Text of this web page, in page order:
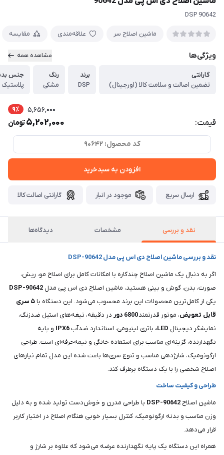
DSP 90642
ماشین اصلاح سر علاقه‌مندی مقایسه
ویژگی‌ها مشاهده همه
گارانتی
تضمین اصالت و سلامت کالا (اورجینال)
برند
DSP
رنگ
مشکی
جنس
قیمت:
5,656,000 9٪
5,202,000تومان
کد محصول: 90642
افزودن به سبدخرید
ارسال سریع موجود در انبار گارانتی اصالت کالا
نقد و بررسی مشخصات دیدگاه‌ها
نقد و بررسی ماشین اصلاح دی اس پی مدل DSP-90642
اگر به دنبال یک ماشین اصلاح چندکاره با امکانات کامل برای اصلاح مو، ریش،
صورت، بدن، گوش و بینی هستید، ماشین اصلاح دی اس پی مدل DSP-90642
یکی از کامل‌ترین محصولات این برند محسوب می‌شود. این دستگاه با
۵ سری
قابل تعویض، موتور قدرتمند
در دقیقه، تیغه‌های استیل ضدزنگ،
نمایشگر دیجیتال LED، باتری لیتیومی، استاندارد ضدآبIPX6 و پایه
نگهدارنده، گزینه‌ای مناسب برای استفاده خانگی و نیمه‌حرفه‌ای است. طراحی
ارگونومیک، شارژدهی مناسب و تنوع سری‌ها باعث شده این مدل تمام نیازهای
اصلاح شخصی را با یک دستگاه برطرف کند.
طراحی و کیفیت ساخت
ماشین اصلاح DSP-90642 با طراحی مدرن و خوش‌دست تولید شده و به دلیل
وزن مناسب و بدنه ارگونومیک، کنترل بسیار خوبی هنگام اصلاح در اختیار کاربر
قرار می‌دهد.
همراه این دستگاه یک پایه نگهدارنده عرضه می‌شود که علاوه بر شارژ و